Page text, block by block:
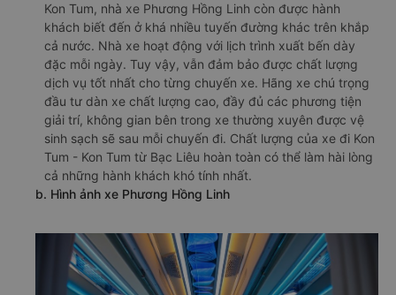
Kon Tum, nhà xe Phương Hồng Linh còn được hành
khách biết đến ở khá nhiều tuyến đường khác trên khắp
cả nước. Nhà xe hoạt động với lịch trình xuất bến dày
đặc mỗi ngày. Tuy vậy, vẫn đảm bảo được chất lượng
dịch vụ tốt nhất cho từng chuyến xe. Hãng xe chú trọng
đầu tư dàn xe chất lượng cao, đầy đủ các phương tiện
giải trí, không gian bên trong xe thường xuyên được vệ
sinh sạch sẽ sau mỗi chuyến đi. Chất lượng của xe đi Kon
Tum - Kon Tum từ Bạc Liêu hoàn toàn có thể làm hài lòng
cả những hành khách khó tính nhất.
b. Hình ảnh xe Phương Hồng Linh